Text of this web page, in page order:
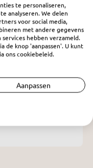
te personaliseren,
analyseren. We delen
voor social media,
met andere gegevens
hebben verzameld.
de knop 'aanpassen'. U kunt
ons cookiebeleid.
Aanpassen